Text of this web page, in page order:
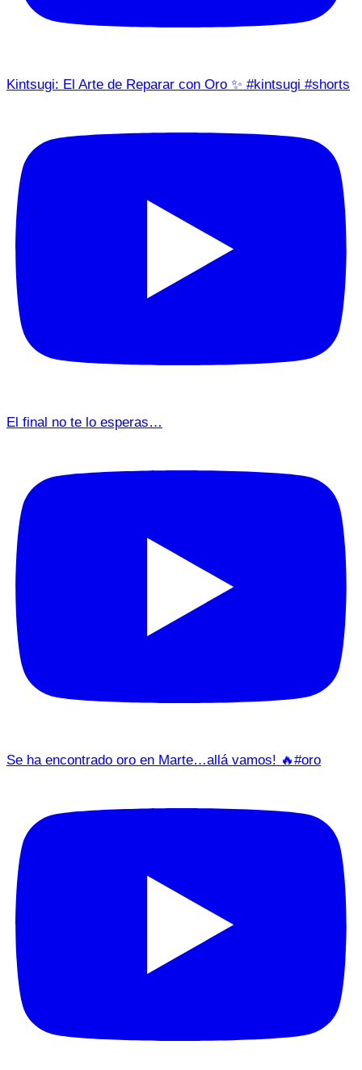
Kintsugi: El Arte de Reparar con Oro ✨ #kintsugi #shorts
El final no te lo esperas…
Se ha encontrado oro en Marte…allá vamos! 🔥#oro